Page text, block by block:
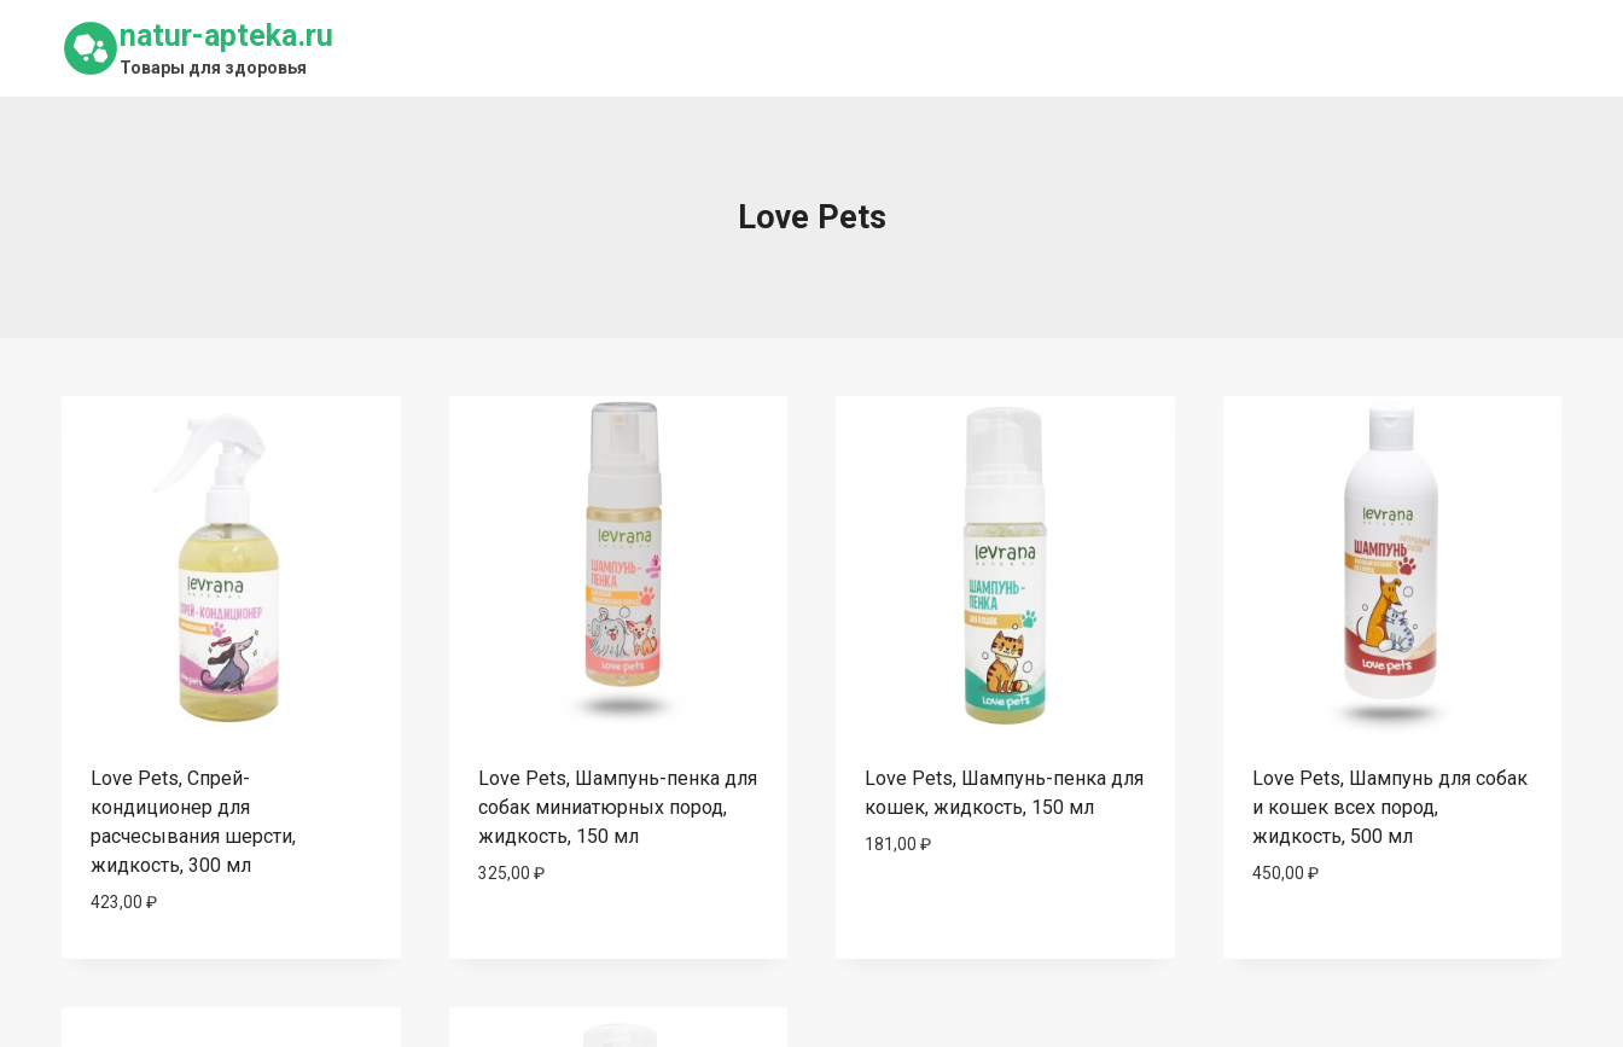
содержимому
natur-apteka.ru
Товары для здоровья
Love Pets
Love Pets, Спрей-
кондиционер для
расчесывания шерсти,
жидкость, 300 мл
423,00 ₽
Love Pets, Шампунь-пенка для
собак миниатюрных пород,
жидкость, 150 мл
325,00 ₽
Love Pets, Шампунь-пенка для
кошек, жидкость, 150 мл
181,00 ₽
Love Pets, Шампунь для собак
и кошек всех пород,
жидкость, 500 мл
450,00 ₽